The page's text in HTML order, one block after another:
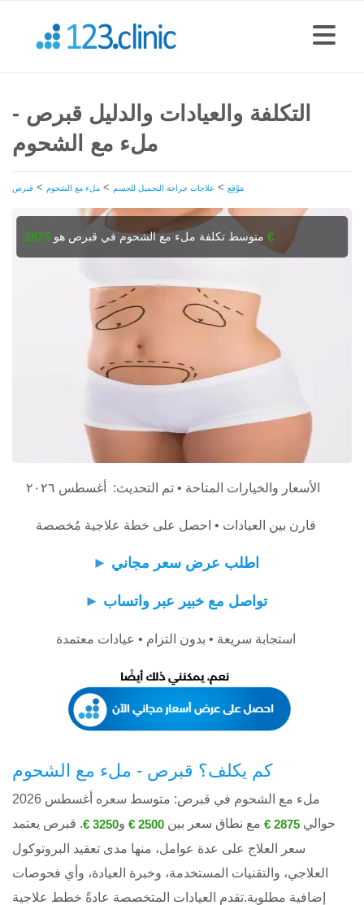
التكلفة والعيادات والدليل قبرص -
ملء مع الشحوم
مَوْقِع > علاجات جراحة التجميل للجسم > ملء مع الشحوم > قبرص
متوسط تكلفة ملء مع الشحوم في قبرص هو 2875 €
قارن بين العيادات • احصل على خطة علاجية مُخصصة
► اطلب عرض سعر مجاني
► تواصل مع خبير عبر واتساب
استجابة سريعة • بدون التزام • عيادات معتمدة
كم يكلف؟ قبرص - ملء مع الشحوم
ملء مع الشحوم في قبرص: متوسط ​​سعره أغسطس 2026
حوالي 2875 € مع نطاق سعر بين 2500 € و3250 €
. قبرص يعتمد
سعر العلاج على عدة عوامل، منها مدى تعقيد البروتوكول
العلاجي، والتقنيات المستخدمة، وخبرة العيادة، وأي فحوصات
إضافية مطلوبة.تقدم العيادات المتخصصة عادةً خطط علاجية